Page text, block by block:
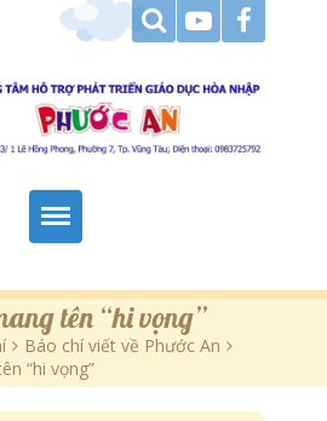
tên “hi vọng”
> Báo chí viết về Phước An >
“hi vọng”